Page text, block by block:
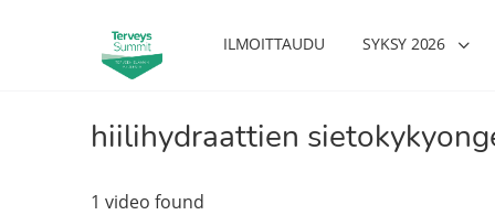
ILMOITTAUDU SYKSY 2026
hiilihydraattien
1 video found